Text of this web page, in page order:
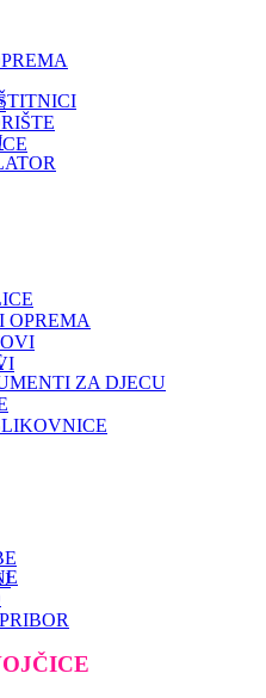
OPREMA
ZA DJECU